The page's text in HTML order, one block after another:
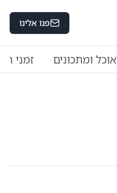
פנו אלינו
אוכל ומתכונים זמני